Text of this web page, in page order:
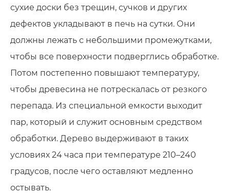
Номер телефона
Номер телефона
Номер телефона
сухие доски без трещин, сучков и других
дефектов укладывают в печь на сутки. Они
должны лежать с небольшими промежутками,
чтобы все поверхности подверглись обработке.
Потом постепенно повышают температуру,
чтобы древесина не потрескалась от резкого
перепада. Из специальной емкости выходит
пар, который и служит основным средством
обработки. Дерево выдерживают в таких
условиях 24 часа при температуре 210–240
градусов, после чего оставляют медленно
остывать.